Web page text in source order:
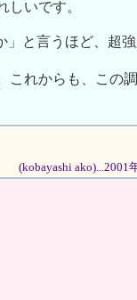
しいです。
と言うほど、超
これからも、この
(kobayashi ako)...2001